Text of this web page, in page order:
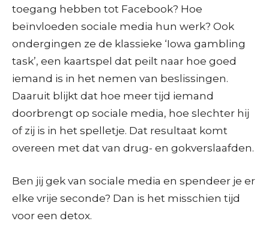
toegang hebben tot Facebook? Hoe
beïnvloeden sociale media hun werk? Ook
ondergingen ze de klassieke ‘Iowa gambling
task’, een kaartspel dat peilt naar hoe goed
iemand is in het nemen van beslissingen.
Daaruit blijkt dat hoe meer tijd iemand
doorbrengt op sociale media, hoe slechter hij
of zij is in het spelletje. Dat resultaat komt
overeen met dat van drug- en gokverslaafden.
Ben jij gek van sociale media en spendeer je er
elke vrije seconde? Dan is het misschien tijd
voor een detox.